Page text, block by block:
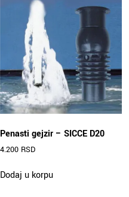
Opcije
biti
izabrane
stranici
proizvoda.
Penasti gejzir – SICCE D20
4.200 RSD
Dodaj u korpu